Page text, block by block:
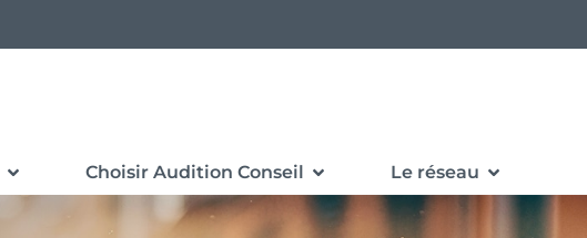
Choisir Audition Conseil Le réseau